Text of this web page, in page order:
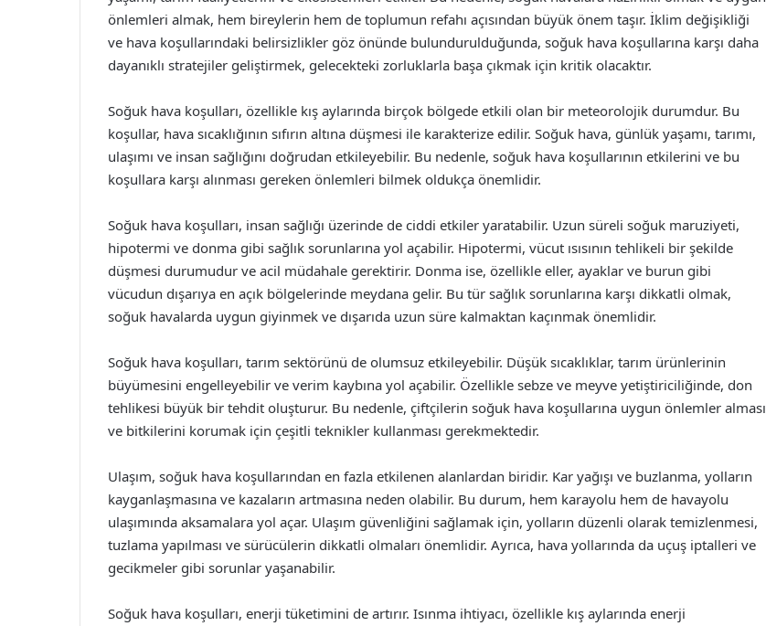
önlemleri almak, hem bireylerin hem de toplumun refahı açısından büyük önem taşır. İklim değişikliği
ve hava koşullarındaki belirsizlikler göz önünde bulundurulduğunda, soğuk hava koşullarına karşı daha
dayanıklı stratejiler geliştirmek, gelecekteki zorluklarla başa çıkmak için kritik olacaktır.
Soğuk hava koşulları, özellikle kış aylarında birçok bölgede etkili olan bir meteorolojik durumdur. Bu
koşullar, hava sıcaklığının sıfırın altına düşmesi ile karakterize edilir. Soğuk hava, günlük yaşamı, tarımı,
ulaşımı ve insan sağlığını doğrudan etkileyebilir. Bu nedenle, soğuk hava koşullarının etkilerini ve bu
koşullara karşı alınması gereken önlemleri bilmek oldukça önemlidir.
Soğuk hava koşulları, insan sağlığı üzerinde de ciddi etkiler yaratabilir. Uzun süreli soğuk maruziyeti,
hipotermi ve donma gibi sağlık sorunlarına yol açabilir. Hipotermi, vücut ısısının tehlikeli bir şekilde
düşmesi durumudur ve acil müdahale gerektirir. Donma ise, özellikle eller, ayaklar ve burun gibi
vücudun dışarıya en açık bölgelerinde meydana gelir. Bu tür sağlık sorunlarına karşı dikkatli olmak,
soğuk havalarda uygun giyinmek ve dışarıda uzun süre kalmaktan kaçınmak önemlidir.
Soğuk hava koşulları, tarım sektörünü de olumsuz etkileyebilir. Düşük sıcaklıklar, tarım ürünlerinin
büyümesini engelleyebilir ve verim kaybına yol açabilir. Özellikle sebze ve meyve yetiştiriciliğinde, don
tehlikesi büyük bir tehdit oluşturur. Bu nedenle, çiftçilerin soğuk hava koşullarına uygun önlemler alması
ve bitkilerini korumak için çeşitli teknikler kullanması gerekmektedir.
Ulaşım, soğuk hava koşullarından en fazla etkilenen alanlardan biridir. Kar yağışı ve buzlanma, yolların
kayganlaşmasına ve kazaların artmasına neden olabilir. Bu durum, hem karayolu hem de havayolu
ulaşımında aksamalara yol açar. Ulaşım güvenliğini sağlamak için, yolların düzenli olarak temizlenmesi,
tuzlama yapılması ve sürücülerin dikkatli olmaları önemlidir. Ayrıca, hava yollarında da uçuş iptalleri ve
gecikmeler gibi sorunlar yaşanabilir.
Soğuk hava koşulları, enerji tüketimini de artırır. Isınma ihtiyacı, özellikle kış aylarında enerji